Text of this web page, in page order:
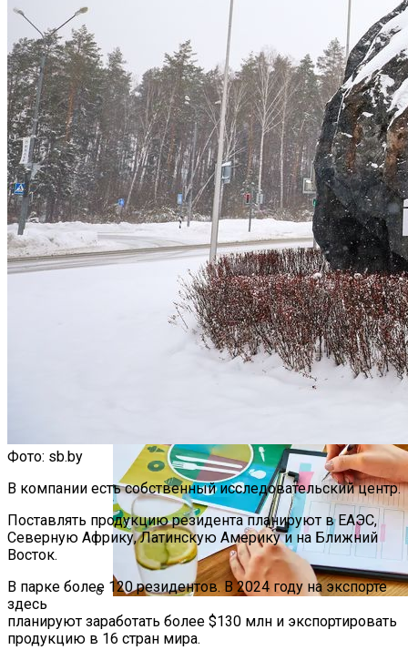
В России На Будущие Президентские
Выборы Идут Четыре Кандидата
Какие Навыки Станут Ключевыми
Через 10 Лет И Как Подготовиться К Ним
Какие Кредиты Дают В Беларуси
На Китайские Автомобили
Шипы Или Липучка? Что Выбрать В
Условиях Российской Зимы?
7 Домашних Методов Для Улучшения
Памяти И Концентрации
Как Мы Худеем: 8 Этапов Похудения У
Мужчин И Женщин
Фото: sb.by
В компании есть собственный исследовательский центр.
Поставлять продукцию резидента планируют в ЕАЭС,
Северную Африку, Латинскую Америку и на Ближний
Восток.
В парке более 120 резидентов. В 2024 году на экспорте
здесь
планируют заработать более $130 млн и экспортировать
продукцию в 16 стран мира.